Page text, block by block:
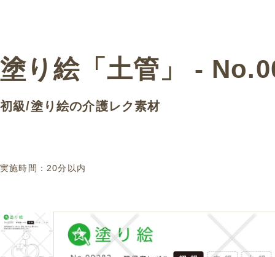
塗り絵「土管」 -
初級/塗り絵の介護レク素材
実施時間： 20分以内